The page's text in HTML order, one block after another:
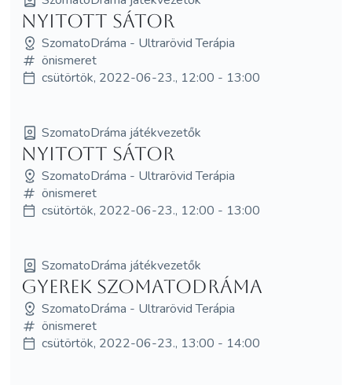
NYITOTT SÁTOR
SzomatoDráma - Ultrarövid Terápia
önismeret
csütörtök, 2022-06-23., 12:00 - 13:00
SzomatoDráma játékvezetők
NYITOTT SÁTOR
SzomatoDráma - Ultrarövid Terápia
önismeret
csütörtök, 2022-06-23., 12:00 - 13:00
SzomatoDráma játékvezetők
Gyerek SzomatoDráma
SzomatoDráma - Ultrarövid Terápia
önismeret
csütörtök, 2022-06-23., 13:00 - 14:00